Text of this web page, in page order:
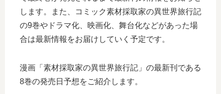
します。また、コミック素材採取家の異世界旅行記
の9巻やドラマ化、映画化、舞台化などがあった場
合は最新情報をお届けしていく予定です。
漫画「素材採取家の異世界旅行記」の最新刊である
8巻の発売日予想をご紹介します。